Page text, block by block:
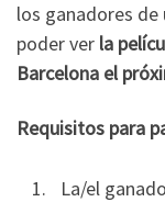
los ganadores de
poder ver la
Barcelona el
Requisitos para
La/el